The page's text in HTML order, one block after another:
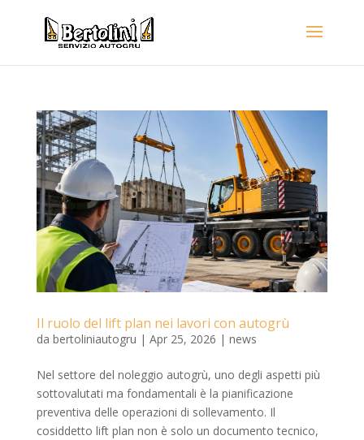
Il ruolo del lift plan nei lavori con autogrù
da bertoliniautogru | Apr 25, 2026 | news
Nel settore del noleggio autogrù, uno degli aspetti più
sottovalutati ma fondamentali è la pianificazione
preventiva delle operazioni di sollevamento. Il
cosiddetto lift plan non è solo un documento tecnico,